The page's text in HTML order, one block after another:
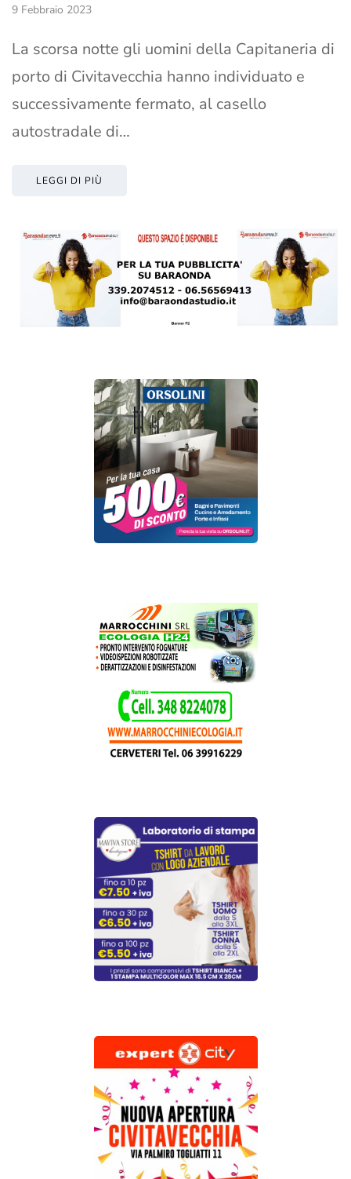
9 Febbraio 2023
La scorsa notte gli uomini della Capitaneria di
porto di Civitavecchia hanno individuato e
successivamente fermato, al casello
autostradale di…
LEGGI DI PIÙ